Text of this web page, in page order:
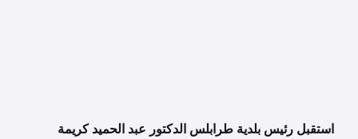
استقبل رئيس بلدية طرابلس الدكتور عبد الحميد كريمة